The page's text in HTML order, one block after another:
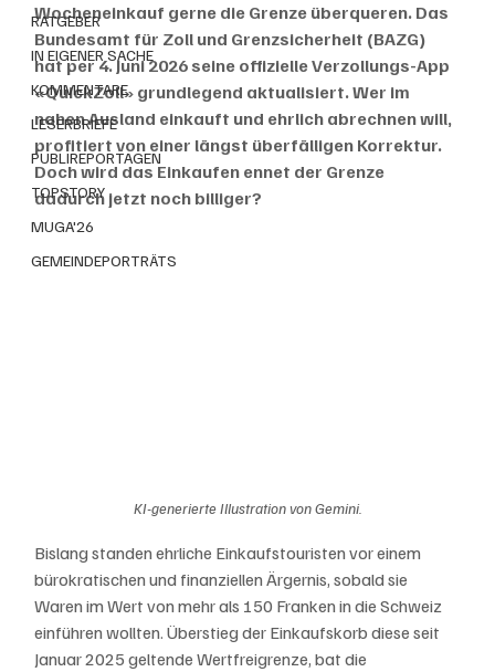
RATGEBER
IN EIGENER SACHE
KOMMENTARE
LESERBRIEFE
PUBLIREPORTAGEN
TOPSTORY
MUGA'26
GEMEINDEPORTRÄTS
Wocheneinkauf gerne die Grenze überqueren. Das
Bundesamt für Zoll und Grenzsicherheit (BAZG)
hat per 4. Juni 2026 seine offizielle Verzollungs-App
«QuickZoll» grundlegend aktualisiert. Wer im
nahen Ausland einkauft und ehrlich abrechnen will,
profitiert von einer längst überfälligen Korrektur.
Doch wird das Einkaufen ennet der Grenze
dadurch jetzt noch billiger?
KI-generierte Illustration von Gemini.
Bislang standen ehrliche Einkaufstouristen vor einem
bürokratischen und finanziellen Ärgernis, sobald sie
Waren im Wert von mehr als 150 Franken in die Schweiz
einführen wollten. Überstieg der Einkaufskorb diese seit
Januar 2025 geltende Wertfreigrenze, bat die